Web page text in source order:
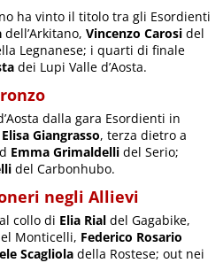
ha vinto il titolo tra gli Esordienti
dell’Arkitano,Vincenzo Carosi del
Legnanese; i quarti di finale
dei Lupi Valle d’Aosta.
dalla gara Esordienti in
Elisa Giangrasso, terza dietro a
Emma Grimaldelli del Serio;
del Carbonhubo.
negli Allievi
collo di Elia Rial del Gagabike,
Monticelli, Federico Rosario
Scagliola della Rostese; out nei